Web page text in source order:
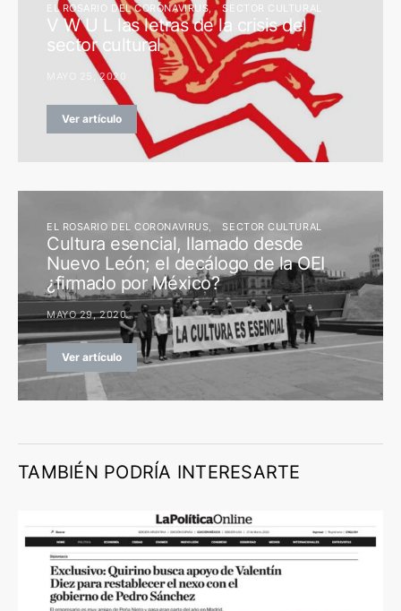
EL ROSARIO DEL CORONAVIRUS SECTOR CULTURAL
V W U L las letras de la crisis del
sector cultural
MAYO 25, 2020
Ver artículo
EL ROSARIO DEL CORONAVIRUS SECTOR CULTURAL
Cultura esencial, llamado desde
Nuevo León; el decálogo de la OEI
¿firmado por México?
MAYO 29, 2020
Ver artículo
TAMBIÉN PODRÍA INTERESARTE